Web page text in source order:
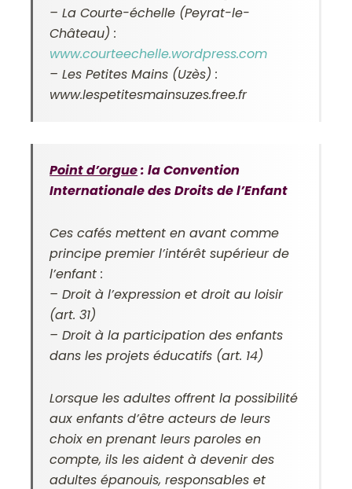
– La Courte-échelle (Peyrat-le-
Château) :
www.courteechelle.wordpress.com
– Les Petites Mains (Uzès) :
www.lespetitesmainsuzes.free.fr
Point d’orgue: la Convention
Internationale des Droits de l’Enfant
Ces cafés mettent en avant comme
principe premier l’intérêt supérieur de
l’enfant :
– Droit à l’expression et droit au loisir
(art. 31)
– Droit à la participation des enfants
dans les projets éducatifs (art. 14)
Lorsque les adultes offrent la possibilité
aux enfants d’être acteurs de leurs
choix en prenant leurs paroles en
compte, ils les aident à devenir des
adultes épanouis, responsables et